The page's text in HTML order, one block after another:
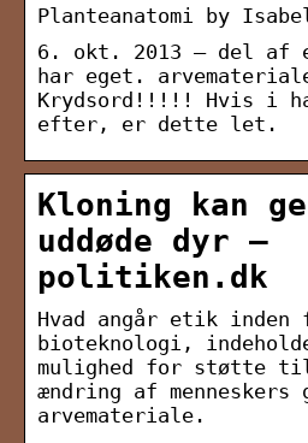
Planteanatomi by
6. okt. 2013 — del af
har eget.
Krydsord!!!!! Hvis i
efter, er dette let.
Kloning kan
uddøde dyr –
politiken.dk
Hvad angår etik inden
bioteknologi,
mulighed for støtte
ændring af menneskers
arvemateriale.